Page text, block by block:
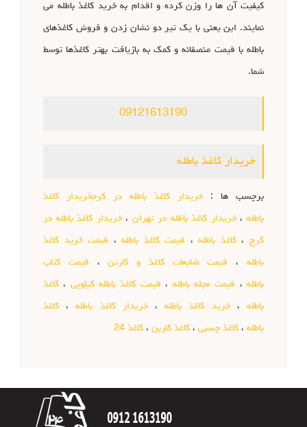
کیفیت آن ها را وزن کرده و اقدام به خرید کاغذ باطله می
نمایند. این یعنی با یک تیر دو نشان زدن و فروش کاغذهای
باطله با قیمت منصفانه و کمک به بازیافت بهتر کاغذها توسط
شما.
09121613190
خریدار کاغذ باطله
برچسب ها : خریدار کاغذ باطله در کرجخریدار کاغذ
باطله،خریدار کاغذ باطله در تهران ،خریدار کاغذ باطله در
کرج،کاغذ باطله، قیمت کاغذ باطله، قیمت خرید کاغذ
باطله، قیمت ضایعات کاغذ و کارتن، قیمت کتاب
باطله، قیمت مجله باطله ، قیمت کاغذ باطله کیلویی ، کاغذ
باطله،خرید کاغذ باطله،خریدار کاغذ باطله، کاغذ
باطله ، کاغذ چسبی ، کاغذ کاربن ، کاغذ 24